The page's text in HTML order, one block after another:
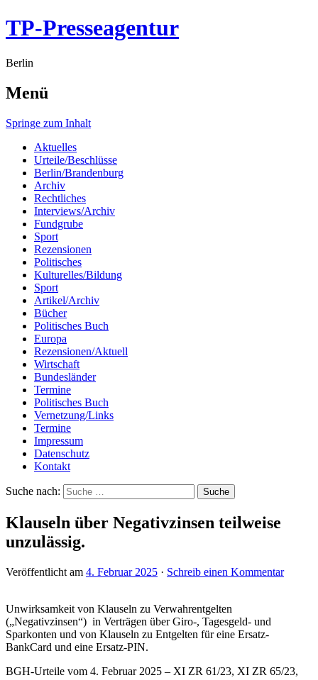
TP-Presseagentur
Berlin
Menü
Springe zum Inhalt
Aktuelles
Urteile/Beschlüsse
Berlin/Brandenburg
Archiv
Rechtliches
Interviews/Archiv
Fundgrube
Sport
Rezensionen
Politisches
Kulturelles/Bildung
Sport
Artikel/Archiv
Bücher
Politisches Buch
Europa
Rezensionen/Aktuell
Wirtschaft
Bundesländer
Termine
Politisches Buch
Vernetzung/Links
Termine
Impressum
Datenschutz
Kontakt
Suche nach:
Klauseln über Negativzinsen teilweise
unzulässig.
Veröffentlicht am 4. Februar 2025 · Schreib einen Kommentar
Unwirksamkeit von Klauseln zu Verwahrentgelten
(„Negativzinsen“) in Verträgen über Giro-, Tagesgeld- und
Sparkonten und von Klauseln zu Entgelten für eine Ersatz-
BankCard und eine Ersatz-PIN.
BGH-Urteile vom 4. Februar 2025 – XI ZR 61/23, XI ZR 65/23,